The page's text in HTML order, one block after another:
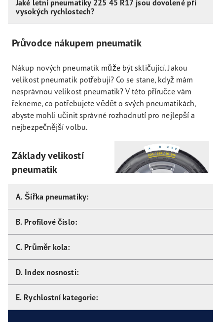
Jaké letní pneumatiky 225 45 R17 jsou dovolené při
vysokých rychlostech?
Průvodce nákupem pneumatik
Nákup nových pneumatik může být skličující. Jakou
velikost pneumatik potřebuji? Co se stane, když mám
nesprávnou velikost pneumatik? V této příručce vám
řekneme, co potřebujete vědět o svých pneumatikách,
abyste mohli učinit správné rozhodnutí pro nejlepší a
nejbezpečnější volbu.
Základy velikostí
pneumatik
A. Šířka pneumatiky:
B. Profilové číslo:
C. Průměr kola:
D. Index nosnosti:
E. Rychlostní kategorie: